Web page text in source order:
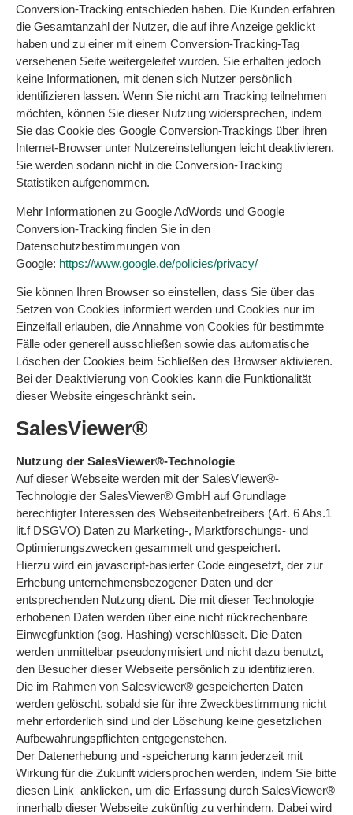
Conversion-Tracking entschieden haben. Die Kunden erfahren
die Gesamtanzahl der Nutzer, die auf ihre Anzeige geklickt
haben und zu einer mit einem Conversion-Tracking-Tag
versehenen Seite weitergeleitet wurden. Sie erhalten jedoch
keine Informationen, mit denen sich Nutzer persönlich
identifizieren lassen. Wenn Sie nicht am Tracking teilnehmen
möchten, können Sie dieser Nutzung widersprechen, indem
Sie das Cookie des Google Conversion-Trackings über ihren
Internet-Browser unter Nutzereinstellungen leicht deaktivieren.
Sie werden sodann nicht in die Conversion-Tracking
Statistiken aufgenommen.
Mehr Informationen zu Google AdWords und Google
Conversion-Tracking finden Sie in den
Datenschutzbestimmungen von
Google: https://www.google.de/policies/privacy/
Sie können Ihren Browser so einstellen, dass Sie über das
Setzen von Cookies informiert werden und Cookies nur im
Einzelfall erlauben, die Annahme von Cookies für bestimmte
Fälle oder generell ausschließen sowie das automatische
Löschen der Cookies beim Schließen des Browser aktivieren.
Bei der Deaktivierung von Cookies kann die Funktionalität
dieser Website eingeschränkt sein.
SalesViewer®
Nutzung der SalesViewer®-Technologie
Auf dieser Webseite werden mit der SalesViewer®-
Technologie der SalesViewer® GmbH auf Grundlage
berechtigter Interessen des Webseitenbetreibers (Art. 6 Abs.1
lit.f DSGVO) Daten zu Marketing-, Marktforschungs- und
Optimierungszwecken gesammelt und gespeichert.
Hierzu wird ein javascript-basierter Code eingesetzt, der zur
Erhebung unternehmensbezogener Daten und der
entsprechenden Nutzung dient. Die mit dieser Technologie
erhobenen Daten werden über eine nicht rückrechenbare
Einwegfunktion (sog. Hashing) verschlüsselt. Die Daten
werden unmittelbar pseudonymisiert und nicht dazu benutzt,
den Besucher dieser Webseite persönlich zu identifizieren.
Die im Rahmen von Salesviewer® gespeicherten Daten
werden gelöscht, sobald sie für ihre Zweckbestimmung nicht
mehr erforderlich sind und der Löschung keine gesetzlichen
Aufbewahrungspflichten entgegenstehen.
Der Datenerhebung und -speicherung kann jederzeit mit
Wirkung für die Zukunft widersprochen werden, indem Sie bitte
diesen Link anklicken, um die Erfassung durch SalesViewer®
innerhalb dieser Webseite zukünftig zu verhindern. Dabei wird